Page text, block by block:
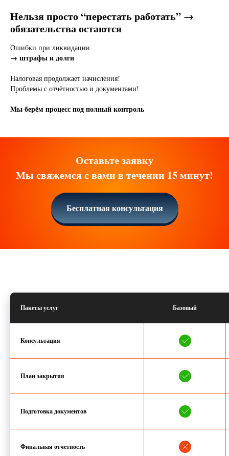
Нельзя просто “перестать работать” →
обязательства остаются
Ошибки при ликвидации
→ штрафы и долги
Налоговая продолжает начисления!
Проблемы с отчётностью и документами!
Мы берём процесс под полный контроль
Оставьте заявку
Мы свяжемся с вами в течении 15 минут!
Бесплатная консультация
Пакеты услуг Базовый
Консультация
План закрытия
Подготовка документов
Финальная отчетность